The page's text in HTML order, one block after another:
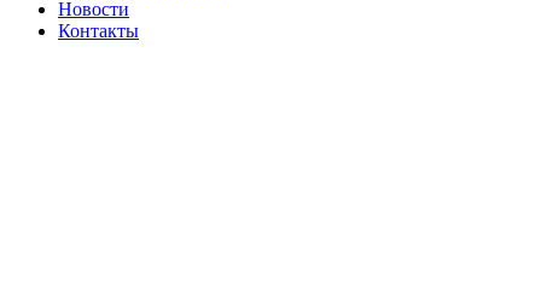
Новости
Контакты